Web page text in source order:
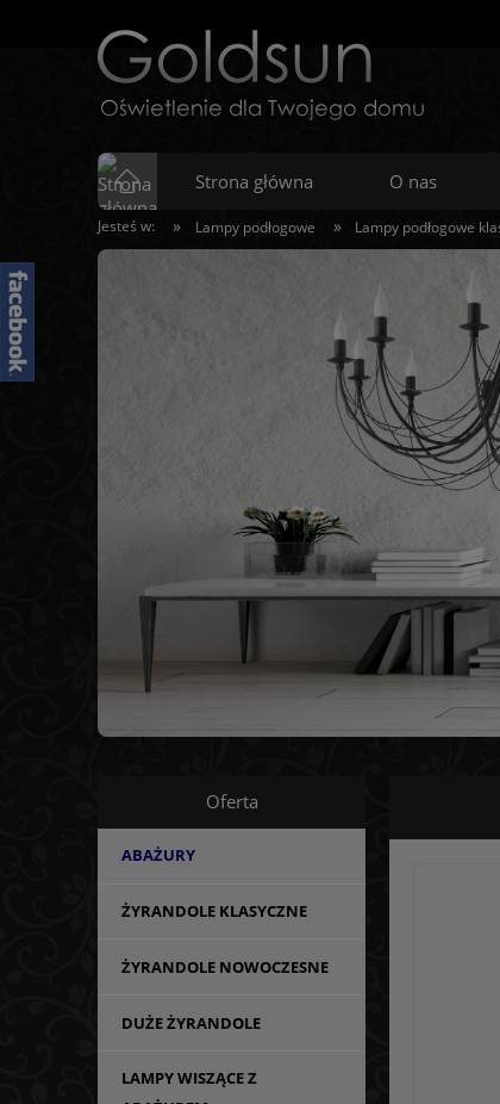
Strona główna O nas
Jesteś w: » Lampy podłogowe » Lampy podłogowe
Oferta
ABAŻURY
ŻYRANDOLE KLASYCZNE
ŻYRANDOLE NOWOCZESNE
DUŻE ŻYRANDOLE
LAMPY WISZĄCE Z